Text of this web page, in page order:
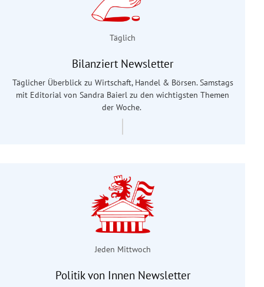
Täglich
Bilanziert Newsletter
Täglicher Überblick zu Wirtschaft, Handel & Börsen. Samstags
mit Editorial von Sandra Baierl zu den wichtigsten Themen
der Woche.
Jeden Mittwoch
Politik von Innen Newsletter